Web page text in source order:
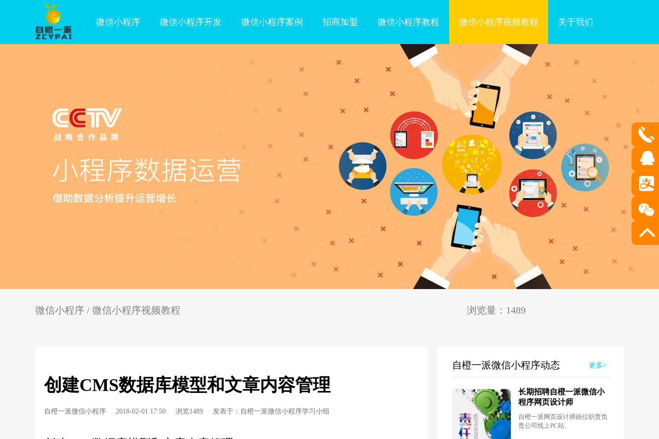
微信小程序 微信小程序开发 微信小程序案例 招商加盟 微信小程序教程 微信小程序视频教程 关于我们
微信小程序 / 微信小程序视频教程 浏览量：1489
创建CMS数据库模型和文章内容管理
自橙一派微信小程序 2018-02-01 17:50 浏览1489 发表于： 自橙一派微信小程序学习小组
自橙一派微信小程序动态 更多>
长期招聘自橙一派微信小
程序网页设计师
自橙一派网页设计师岗位职责负
责公司线上PC站、